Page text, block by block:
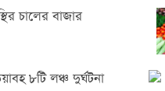
চালের বাজার
৮টি লঞ্চ দুর্ঘটনা